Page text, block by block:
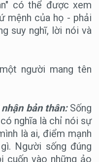
có thể được xem
mệnh của họ - phải
suy nghĩ, lời nói và
người mang tên
bản thân: Sống
nghĩa là chỉ nói sự
là ai, điểm mạnh
Người sống đúng
cuốn vào những ảo